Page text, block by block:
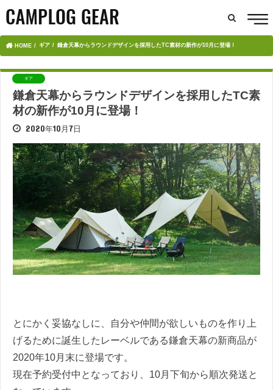
HOME ギア 鎌倉天幕からラウンドデザインを採用したTC素材の新作が10月に登場！
ギア
鎌倉天幕からラウンドデザインを採用したTC素
材の新作が10月に登場！
2020年10月7日
とにかく妥協なしに、自分や仲間が欲しいものを作り上
げるために誕生したレーベルである鎌倉天幕の新商品が
2020年10月末に登場です。
現在予約受付中となっており、10月下旬から順次発送と